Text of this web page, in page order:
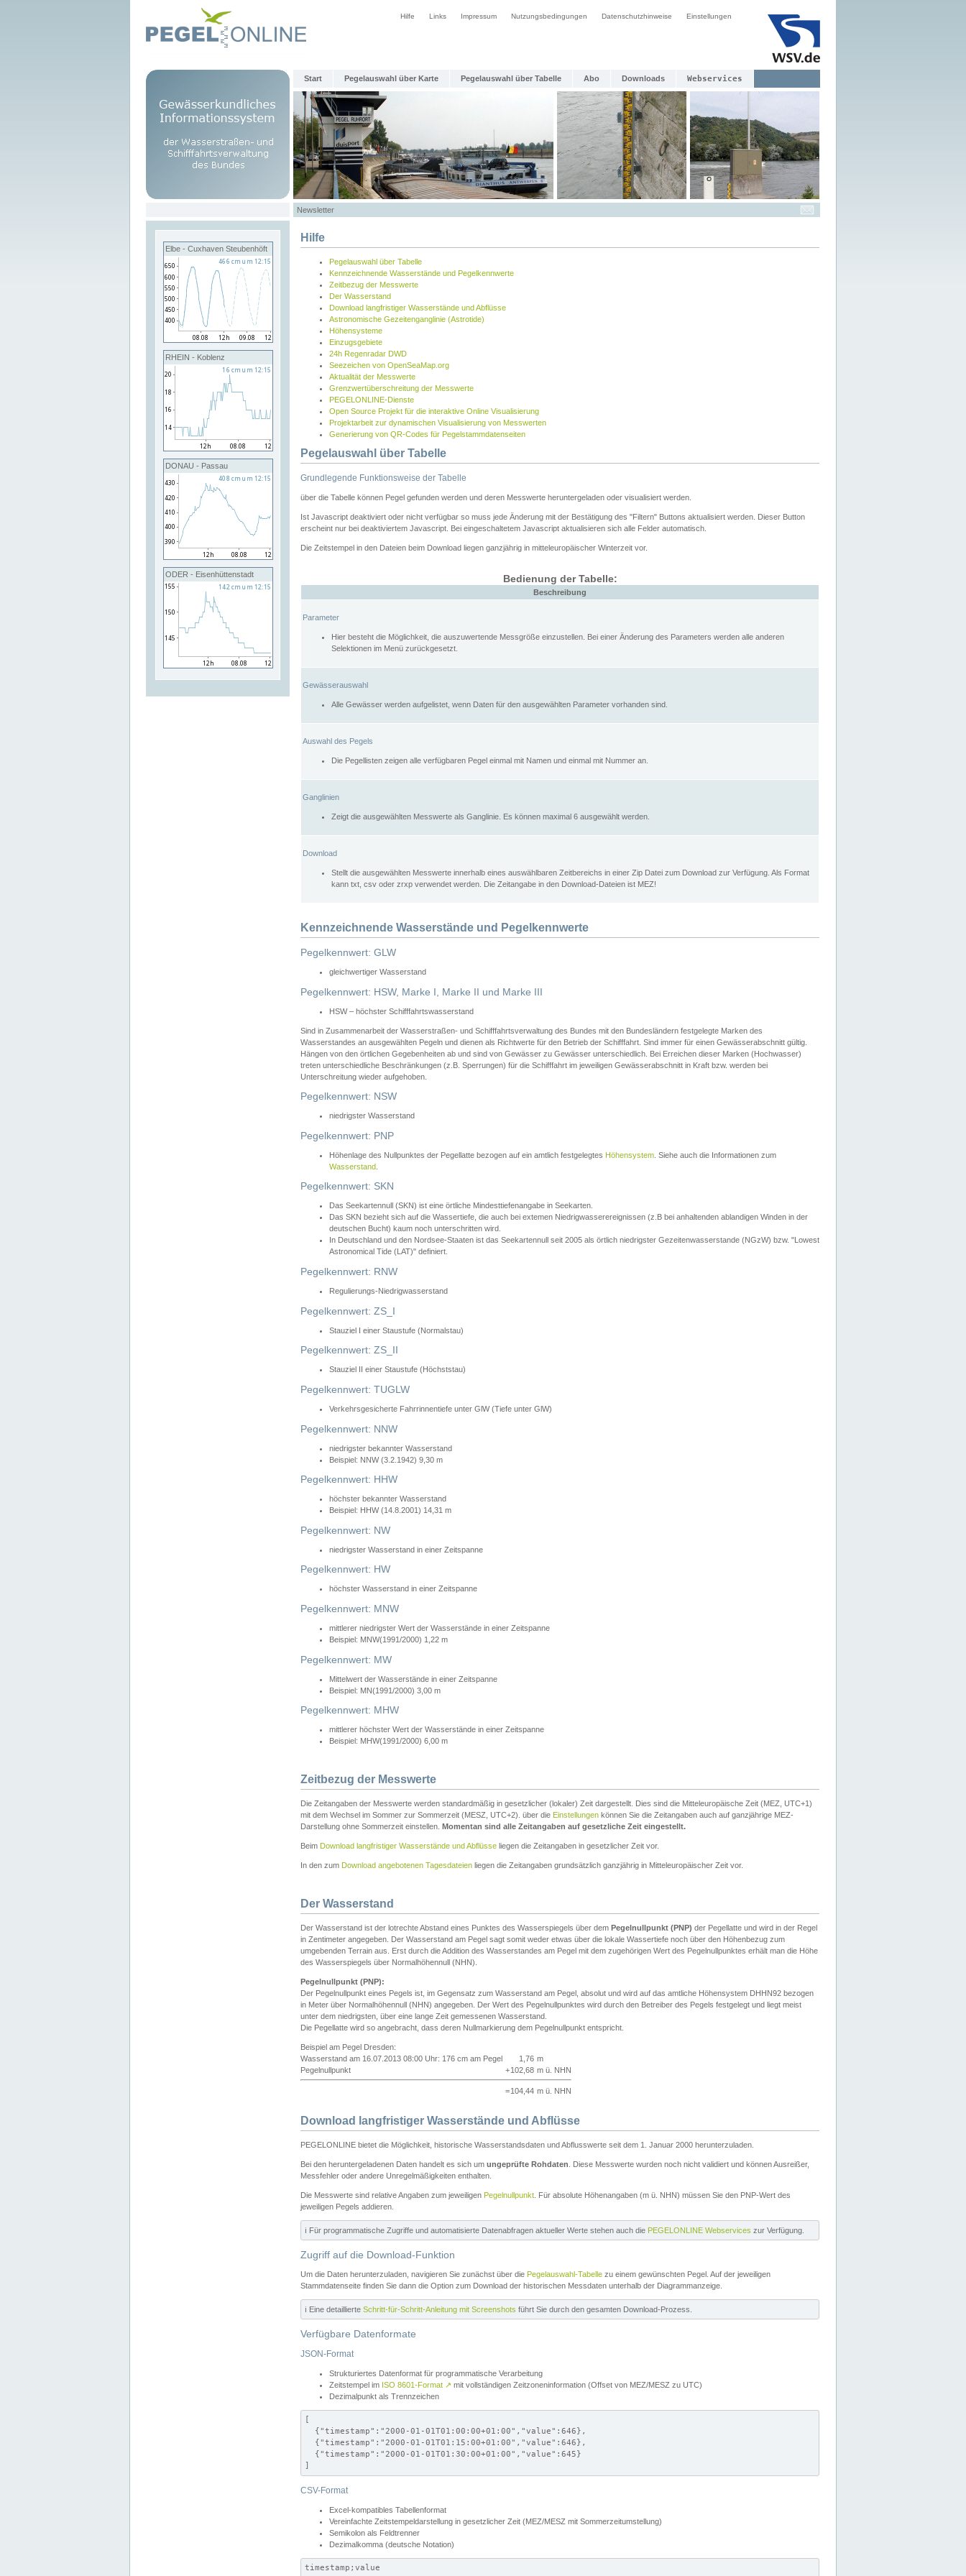
Hilfe Links Impressum Nutzungsbedingungen Datenschutzhinweise Einstellungen
Start Pegelauswahl über Karte Pegelauswahl über Tabelle Abo Downloads Webservices
Newsletter
Elbe - Cuxhaven Steubenhöft
RHEIN - Koblenz
DONAU - Passau
ODER - Eisenhüttenstadt
Hilfe
Pegelauswahl über Tabelle
Kennzeichnende Wasserstände und Pegelkennwerte
Zeitbezug der Messwerte
Der Wasserstand
Download langfristiger Wasserstände und Abflüsse
Astronomische Gezeitenganglinie (Astrotide)
Höhensysteme
Einzugsgebiete
24h Regenradar DWD
Seezeichen von OpenSeaMap.org
Aktualität der Messwerte
Grenzwertüberschreitung der Messwerte
PEGELONLINE-Dienste
Open Source Projekt für die interaktive Online Visualisierung
Projektarbeit zur dynamischen Visualisierung von Messwerten
Generierung von QR-Codes für Pegelstammdatenseiten
Pegelauswahl über Tabelle
Grundlegende Funktionsweise der Tabelle
über die Tabelle können Pegel gefunden werden und deren Messwerte heruntergeladen oder visualisiert werden.
Ist Javascript deaktiviert oder nicht verfügbar so muss jede Änderung mit der Bestätigung des "Filtern" Buttons aktualisiert werden. Dieser Button
erscheint nur bei deaktiviertem Javascript. Bei eingeschaltetem Javascript aktualisieren sich alle Felder automatisch.
Die Zeitstempel in den Dateien beim Download liegen ganzjährig in mitteleuropäischer Winterzeit vor.
Bedienung der Tabelle:
Beschreibung
Parameter
Hier besteht die Möglichkeit, die auszuwertende Messgröße einzustellen. Bei einer Änderung des Parameters werden alle anderen
Selektionen im Menü zurückgesetzt.
Gewässerauswahl
Alle Gewässer werden aufgelistet, wenn Daten für den ausgewählten Parameter vorhanden sind.
Auswahl des Pegels
Die Pegellisten zeigen alle verfügbaren Pegel einmal mit Namen und einmal mit Nummer an.
Ganglinien
Zeigt die ausgewählten Messwerte als Ganglinie. Es können maximal 6 ausgewählt werden.
Download
Stellt die ausgewählten Messwerte innerhalb eines auswählbaren Zeitbereichs in einer Zip Datei zum Download zur Verfügung. Als Format
kann txt, csv oder zrxp verwendet werden. Die Zeitangabe in den Download-Dateien ist MEZ!
Kennzeichnende Wasserstände und Pegelkennwerte
Pegelkennwert: GLW
gleichwertiger Wasserstand
Pegelkennwert: HSW, Marke I, Marke II und Marke III
HSW – höchster Schifffahrtswasserstand
Sind in Zusammenarbeit der Wasserstraßen- und Schifffahrtsverwaltung des Bundes mit den Bundesländern festgelegte Marken des
Wasserstandes an ausgewählten Pegeln und dienen als Richtwerte für den Betrieb der Schifffahrt. Sind immer für einen Gewässerabschnitt gültig.
Hängen von den örtlichen Gegebenheiten ab und sind von Gewässer zu Gewässer unterschiedlich. Bei Erreichen dieser Marken (Hochwasser)
treten unterschiedliche Beschränkungen (z.B. Sperrungen) für die Schifffahrt im jeweiligen Gewässerabschnitt in Kraft bzw. werden bei
Unterschreitung wieder aufgehoben.
Pegelkennwert: NSW
niedrigster Wasserstand
Pegelkennwert: PNP
Höhenlage des Nullpunktes der Pegellatte bezogen auf ein amtlich festgelegtes Höhensystem . Siehe auch die Informationen zum
Wasserstand
Pegelkennwert: SKN
Das Seekartennull (SKN) ist eine örtliche Mindesttiefenangabe in Seekarten.
Das SKN bezieht sich auf die Wassertiefe, die auch bei extemen Niedrigwasserereignissen (z.B bei anhaltenden ablandigen Winden in der
deutschen Bucht) kaum noch unterschritten wird.
In Deutschland und den Nordsee-Staaten ist das Seekartennull seit 2005 als örtlich niedrigster Gezeitenwasserstande (NGzW) bzw. "Lowest
Astronomical Tide (LAT)" definiert.
Pegelkennwert: RNW
Regulierungs-Niedrigwasserstand
Pegelkennwert: ZS_I
Stauziel I einer Staustufe (Normalstau)
Pegelkennwert: ZS_II
Stauziel II einer Staustufe (Höchststau)
Pegelkennwert: TUGLW
Verkehrsgesicherte Fahrrinnentiefe unter GlW (Tiefe unter GlW)
Pegelkennwert: NNW
niedrigster bekannter Wasserstand
Beispiel: NNW (3.2.1942) 9,30 m
Pegelkennwert: HHW
höchster bekannter Wasserstand
Beispiel: HHW (14.8.2001) 14,31 m
Pegelkennwert: NW
niedrigster Wasserstand in einer Zeitspanne
Pegelkennwert: HW
höchster Wasserstand in einer Zeitspanne
Pegelkennwert: MNW
mittlerer niedrigster Wert der Wasserstände in einer Zeitspanne
Beispiel: MNW(1991/2000) 1,22 m
Pegelkennwert: MW
Mittelwert der Wasserstände in einer Zeitspanne
Beispiel: MN(1991/2000) 3,00 m
Pegelkennwert: MHW
mittlerer höchster Wert der Wasserstände in einer Zeitspanne
Beispiel: MHW(1991/2000) 6,00 m
Zeitbezug der Messwerte
Die Zeitangaben der Messwerte werden standardmäßig in gesetzlicher (lokaler) Zeit dargestellt. Dies sind die Mitteleuropäische Zeit (MEZ, UTC+1)
mit dem Wechsel im Sommer zur Sommerzeit (MESZ, UTC+2). über die Einstellungen können Sie die Zeitangaben auch auf ganzjährige MEZ-
Darstellung ohne Sommerzeit einstellen. Momentan sind alle Zeitangaben auf gesetzliche Zeit eingestellt.
Beim Download langfristiger Wasserstände und Abflüsse liegen die Zeitangaben in gesetzlicher Zeit vor.
In den zum Download angebotenen Tagesdateien liegen die Zeitangaben grundsätzlich ganzjährig in Mitteleuropäischer Zeit vor.
Der Wasserstand
Der Wasserstand ist der lotrechte Abstand eines Punktes des Wasserspiegels über dem Pegelnullpunkt (PNP) der Pegellatte und wird in der Regel
in Zentimeter angegeben. Der Wasserstand am Pegel sagt somit weder etwas über die lokale Wassertiefe noch über den Höhenbezug zum
umgebenden Terrain aus. Erst durch die Addition des Wasserstandes am Pegel mit dem zugehörigen Wert des Pegelnullpunktes erhält man die Höhe
des Wasserspiegels über Normalhöhennull (NHN).
Pegelnullpunkt (PNP):
Der Pegelnullpunkt eines Pegels ist, im Gegensatz zum Wasserstand am Pegel, absolut und wird auf das amtliche Höhensystem DHHN92 bezogen
in Meter über Normalhöhennull (NHN) angegeben. Der Wert des Pegelnullpunktes wird durch den Betreiber des Pegels festgelegt und liegt meist
unter dem niedrigsten, über eine lange Zeit gemessenen Wasserstand.
Die Pegellatte wird so angebracht, dass deren Nullmarkierung dem Pegelnullpunkt entspricht.
Beispiel am Pegel Dresden:
Wasserstand am 16.07.2013 08:00 Uhr: 176 cm am Pegel
1,76 m
Pegelnullpunkt
+102,68 m ü. NHN
=104,44 m ü. NHN
Download langfristiger Wasserstände und Abflüsse
PEGELONLINE bietet die Möglichkeit, historische Wasserstandsdaten und Abflusswerte seit dem 1. Januar 2000 herunterzuladen.
Bei den heruntergeladenen Daten handelt es sich um ungeprüfte Rohdaten . Diese Messwerte wurden noch nicht validiert und können Ausreißer,
Messfehler oder andere Unregelmäßigkeiten enthalten.
Die Messwerte sind relative Angaben zum jeweiligen Pegelnullpunkt . Für absolute Höhenangaben (m ü. NHN) müssen Sie den PNP-Wert des
jeweiligen Pegels addieren.
ℹ️ Für programmatische Zugriffe und automatisierte Datenabfragen aktueller Werte stehen auch die PEGELONLINE Webservices zur Verfügung.
Zugriff auf die Download-Funktion
Um die Daten herunterzuladen, navigieren Sie zunächst über die Pegelauswahl-Tabelle zu einem gewünschten Pegel. Auf der jeweiligen
Stammdatenseite finden Sie dann die Option zum Download der historischen Messdaten unterhalb der Diagrammanzeige.
ℹ️ Eine detaillierte Schritt-für-Schritt-Anleitung mit Screenshots führt Sie durch den gesamten Download-Prozess.
Verfügbare Datenformate
JSON-Format
Strukturiertes Datenformat für programmatische Verarbeitung
Zeitstempel im ISO 8601-Format ↗ mit vollständigen Zeitzoneninformation (Offset von MEZ/MESZ zu UTC)
Dezimalpunkt als Trennzeichen
[
  {"timestamp":"2000-01-01T01:00:00+01:00","value":646},
  {"timestamp":"2000-01-01T01:15:00+01:00","value":646},
  {"timestamp":"2000-01-01T01:30:00+01:00","value":645}
]
CSV-Format
Excel-kompatibles Tabellenformat
Vereinfachte Zeitstempeldarstellung in gesetzlicher Zeit (MEZ/MESZ mit Sommerzeitumstellung)
Semikolon als Feldtrenner
Dezimalkomma (deutsche Notation)
timestamp;value